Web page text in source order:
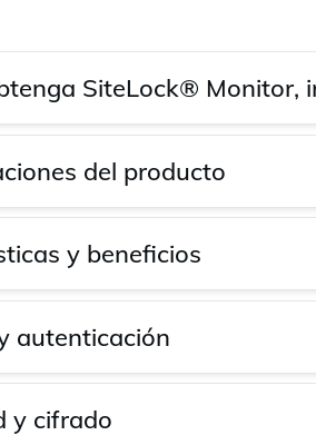
SiteLock® Monitor,
del producto
y beneficios
autenticación
y cifrado